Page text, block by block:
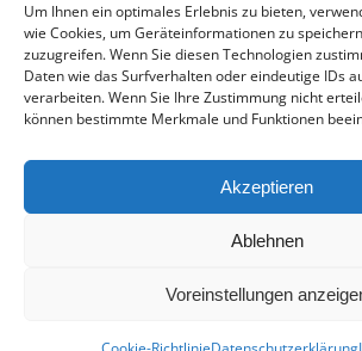
Um Ihnen ein optimales Erlebnis zu bieten,
wie Cookies, um Geräteinformationen zu
zuzugreifen. Wenn Sie diesen Technologien
Daten wie das Surfverhalten oder eindeutige IDs
verarbeiten. Wenn Sie Ihre Zustimmung nicht
können bestimmte Merkmale und Funktionen
Akzeptieren
Ablehnen
Voreinstellungen
Varia
-Weaver Xtreme Theme